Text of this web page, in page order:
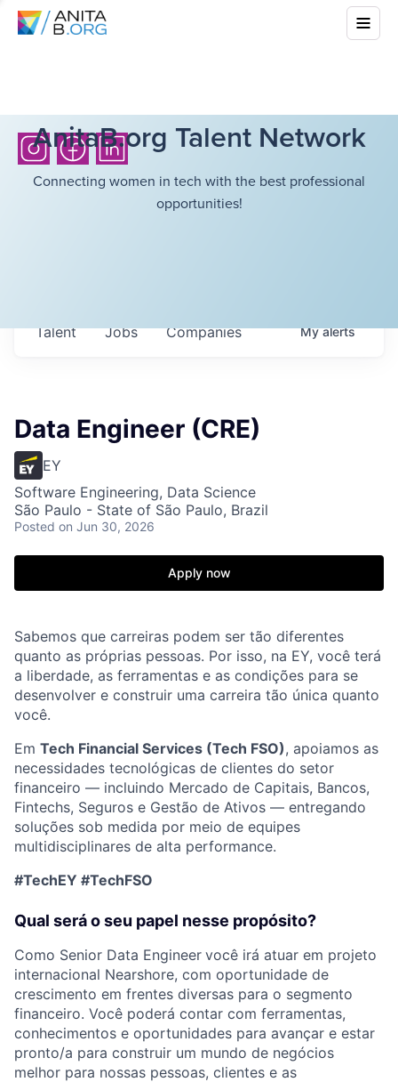
AnitaB.org Talent Network
Connecting women in tech with the best professional
opportunities!
Jobs Companies
Talent Myalerts
Data Engineer (CRE)
EY
Software Engineering, Data Science
São Paulo - State of São Paulo, Brazil
Posted on Jun 30, 2026
Apply now
Sabemos que carreiras podem ser tão diferentes
quanto as próprias pessoas. Por isso, na EY, você terá
a liberdade, as ferramentas e as condições para se
desenvolver e construir uma carreira tão única quanto
você.
Em Tech Financial Services (Tech FSO), apoiamos as
necessidades tecnológicas de clientes do setor
financeiro — incluindo Mercado de Capitais, Bancos,
Fintechs, Seguros e Gestão de Ativos — entregando
soluções sob medida por meio de equipes
multidisciplinares de alta performance.
#TechEY #TechFSO
Qual será o seu papel nesse propósito?
Como Senior Data Engineer você irá atuar em projeto
internacional Nearshore, com oportunidade de
crescimento em frentes diversas para o segmento
financeiro. Você poderá contar com ferramentas,
conhecimentos e oportunidades para avançar e estar
pronto/a para construir um mundo de negócios
melhor para nossas pessoas, clientes e as